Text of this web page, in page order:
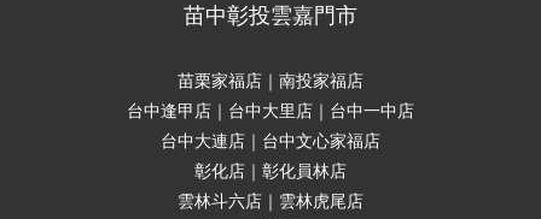
苗中彰投雲嘉門市
苗栗家福店｜南投家福店
台中逢甲店｜台中大里店｜台中一中店
台中大連店｜台中文心家福店
彰化店｜彰化員林店
雲林斗六店｜雲林虎尾店